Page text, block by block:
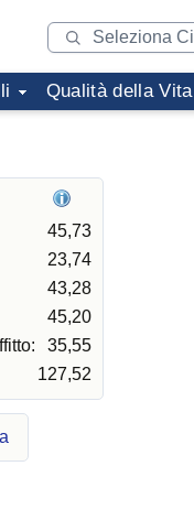
Qualità della Vita
45,73
23,74
43,28
45,20
35,55
127,52